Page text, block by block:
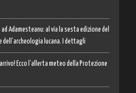
Adamesteanu: al via la sesta edizione del
dell’archeologia lucana. I dettagli
Ecco l’allerta meteo della Protezione